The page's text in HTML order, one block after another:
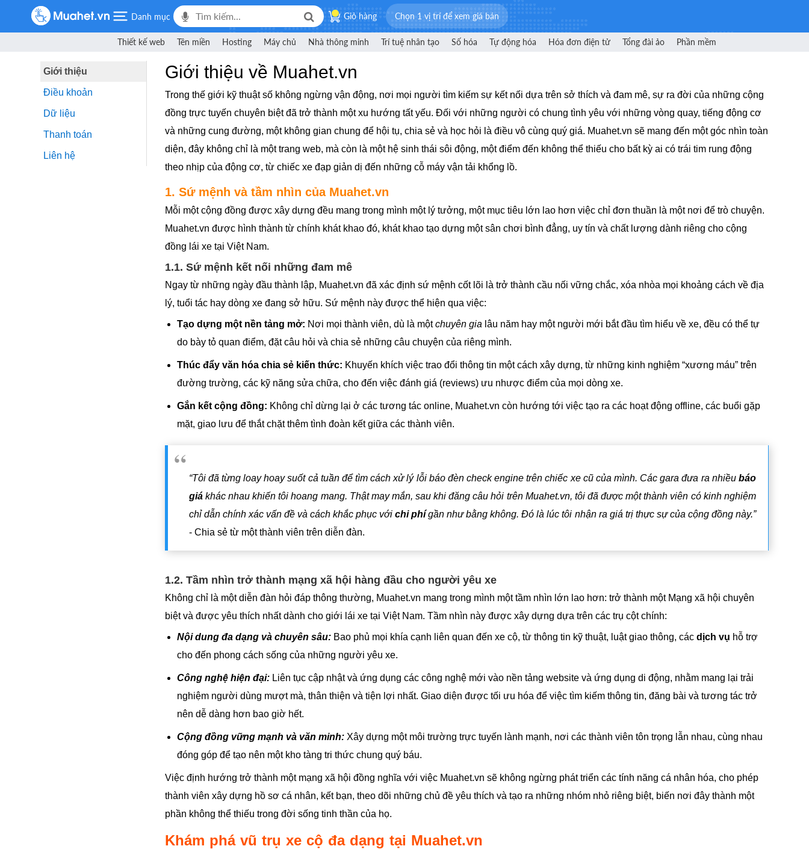
Danh mục Giỏ hàng Chọn 1 vị trí để xem giá bán
Thiết kế web Tên miền Hosting Máy chủ Nhà thông minh Trí tuệ nhân tạo Số hóa Tự động hóa Hóa đơn điện tử Tổng đài ảo Phần mềm
Giới thiệu
Điều khoản
Dữ liệu
Thanh toán
Liên hệ
Giới thiệu về Muahet.vn
Trong thế giới kỹ thuật số không ngừng vận động, nơi mọi người tìm kiếm sự kết nối dựa trên sở thích và đam mê, sự ra đời của những cộng
đồng trực tuyến chuyên biệt đã trở thành một xu hướng tất yếu. Đối với những người có chung tình yêu với những vòng quay, tiếng động cơ
và những cung đường, một không gian chung để hội tụ, chia sẻ và học hỏi là điều vô cùng quý giá. Muahet.vn sẽ mang đến một góc nhìn toàn
diện, đây không chỉ là một trang web, mà còn là một hệ sinh thái sôi động, một điểm đến không thể thiếu cho bất kỳ ai có trái tim rung động
theo nhịp của động cơ, từ chiếc xe đạp giản dị đến những cỗ máy vận tải khổng lồ.
1. Sứ mệnh và tầm nhìn của Muahet.vn
Mỗi một cộng đồng được xây dựng đều mang trong mình một lý tưởng, một mục tiêu lớn lao hơn việc chỉ đơn thuần là một nơi để trò chuyện.
Muahet.vn được hình thành từ chính khát khao đó, khát khao tạo dựng một sân chơi bình đẳng, uy tín và chất lượng dành riêng cho cộng
đồng lái xe tại Việt Nam.
1.1. Sứ mệnh kết nối những đam mê
Ngay từ những ngày đầu thành lập, Muahet.vn đã xác định sứ mệnh cốt lõi là trở thành cầu nối vững chắc, xóa nhòa mọi khoảng cách về địa
lý, tuổi tác hay dòng xe đang sở hữu. Sứ mệnh này được thể hiện qua việc:
Tạo dựng một nền tảng mở: Nơi mọi thành viên, dù là mộtchuyên gia lâu năm hay một người mới bắt đầu tìm hiểu về xe, đều có thể tự
do bày tỏ quan điểm, đặt câu hỏi và chia sẻ những câu chuyện của riêng mình.
Thúc đẩy văn hóa chia sẻ kiến thức: Khuyến khích việc trao đổi thông tin một cách xây dựng, từ những kinh nghiệm “xương máu” trên
đường trường, các kỹ năng sửa chữa, cho đến việc đánh giá (reviews) ưu nhược điểm của mọi dòng xe.
Gắn kết cộng đồng: Không chỉ dừng lại ở các tương tác online, Muahet.vn còn hướng tới việc tạo ra các hoạt động offline, các buổi gặp
mặt, giao lưu để thắt chặt thêm tình đoàn kết giữa các thành viên.
“Tôi đã từng loay hoay suốt cả tuần để tìm cách xử lý lỗi báo đèn check engine trên chiếc xe cũ của mình. Các gara đưa ra nhiều báo
giákhác nhau khiến tôi hoang mang. Thật may mắn, sau khi đăng câu hỏi trên Muahet.vn, tôi đã được một thành viên có kinh nghiệm
chỉ dẫn chính xác vấn đề và cách khắc phục vớichi phígần như bằng không. Đó là lúc tôi nhận ra giá trị thực sự của cộng đồng này.”
- Chia sẻ từ một thành viên trên diễn đàn.
1.2. Tầm nhìn trở thành mạng xã hội hàng đầu cho người yêu xe
Không chỉ là một diễn đàn hỏi đáp thông thường, Muahet.vn mang trong mình một tầm nhìn lớn lao hơn: trở thành một Mạng xã hội chuyên
biệt và được yêu thích nhất dành cho giới lái xe tại Việt Nam. Tầm nhìn này được xây dựng dựa trên các trụ cột chính:
Nội dung đa dạng và chuyên sâu:Bao phủ mọi khía cạnh liên quan đến xe cộ, từ thông tin kỹ thuật, luật giao thông, các dịch vụ hỗ trợ
cho đến phong cách sống của những người yêu xe.
Công nghệ hiện đại:Liên tục cập nhật và ứng dụng các công nghệ mới vào nền tảng website và ứng dụng di động, nhằm mang lại trải
nghiệm người dùng mượt mà, thân thiện và tiện lợi nhất. Giao diện được tối ưu hóa để việc tìm kiếm thông tin, đăng bài và tương tác trở
nên dễ dàng hơn bao giờ hết.
Cộng đồng vững mạnh và văn minh:Xây dựng một môi trường trực tuyến lành mạnh, nơi các thành viên tôn trọng lẫn nhau, cùng nhau
đóng góp để tạo nên một kho tàng tri thức chung quý báu.
Việc định hướng trở thành một mạng xã hội đồng nghĩa với việc Muahet.vn sẽ không ngừng phát triển các tính năng cá nhân hóa, cho phép
thành viên xây dựng hồ sơ cá nhân, kết bạn, theo dõi những chủ đề yêu thích và tạo ra những nhóm nhỏ riêng biệt, biến nơi đây thành một
phần không thể thiếu trong đời sống tinh thần của họ.
Khám phá vũ trụ xe cộ đa dạng tại Muahet.vn